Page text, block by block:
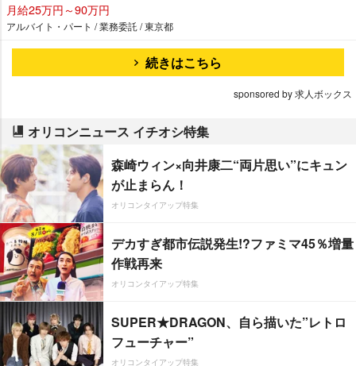
月給25万円～90万円
アルバイト・パート / 業務委託 / 東京都
続きはこちら
sponsored by 求人ボックス
オリコンニュース イチオシ特集
森崎ウィン×向井康二“両片思い”にキュン
が止まらん！
オリコンタイアップ特集
デカすぎ都市伝説発生!?ファミマ45％増量
作戦再来
オリコンタイアップ特集
SUPER★DRAGON、自ら描いた”レトロ
フューチャー”
オリコンタイアップ特集